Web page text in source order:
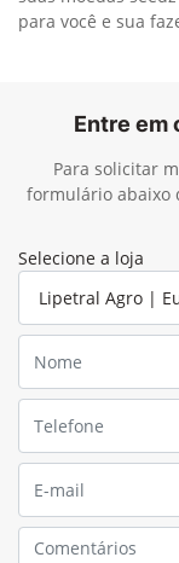
para você e sua
Entre em
Para solicitar
formulário abaixo
Selecione a loja